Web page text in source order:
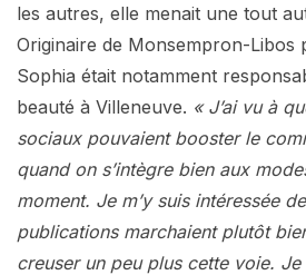
les autres, elle menait une tout
Originaire de Monsempron-Libos
Sophia était notamment
beauté à Villeneuve. « J’ai vu à
sociaux pouvaient booster le
quand on s’intègre bien aux
moment. Je m’y suis intéressée
publications marchaient plutôt
creuser un peu plus cette voie.